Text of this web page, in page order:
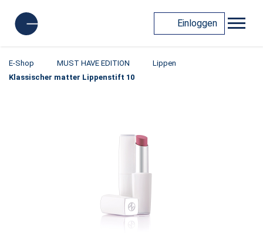
Einloggen
E-Shop MUST HAVE EDITION
Lippen
Klassischer matter Lippenstift 10